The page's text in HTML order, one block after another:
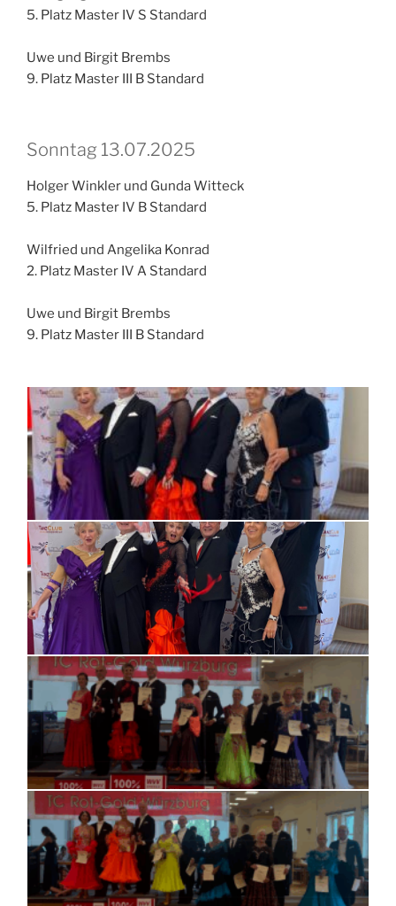
5. Platz Master IV S Standard
Uwe und Birgit Brembs
9. Platz Master III B Standard
Sonntag 13.07.2025
Holger Winkler und Gunda Witteck
5. Platz Master IV B Standard
Wilfried und Angelika Konrad
2. Platz Master IV A Standard
Uwe und Birgit Brembs
9. Platz Master III B Standard